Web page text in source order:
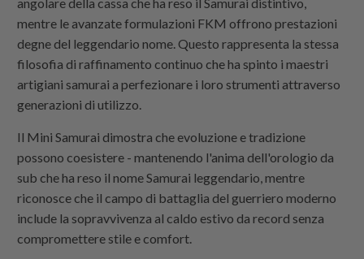
mentre le avanzate formulazioni FKM offrono prestazioni
degne del leggendario nome. Questo rappresenta la stessa
filosofia di raffinamento continuo che ha spinto i maestri
artigiani samurai a perfezionare i loro strumenti attraverso
generazioni di utilizzo.
Il Mini Samurai dimostra che evoluzione e tradizione
possono coesistere - mantenendo l'anima dell'orologio da
sub che ha reso il nome Samurai leggendario, mentre
riconosce che il campo di battaglia del guerriero moderno
include la sopravvivenza al caldo estivo da record senza
compromettere stile e comfort.